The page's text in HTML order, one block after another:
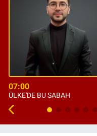
07:00
ÜLKE'DE BU SABAH